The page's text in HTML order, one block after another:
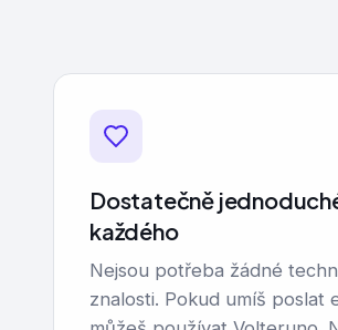
Dostatečně
každého
Nejsou potřeba žádné
znalosti. Pokud umíš poslat